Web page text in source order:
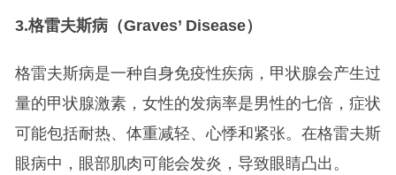
3.格雷夫斯病（Graves’ Disease）
格雷夫斯病是一种自身免疫性疾病，甲状腺会产生过
量的甲状腺激素，女性的发病率是男性的七倍，症状
可能包括耐热、体重减轻、心悸和紧张。在格雷夫斯
眼病中，眼部肌肉可能会发炎，导致眼睛凸出。